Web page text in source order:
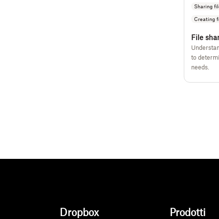
Sharing
Creating
File
to
needs.
Dropbox Prodotti